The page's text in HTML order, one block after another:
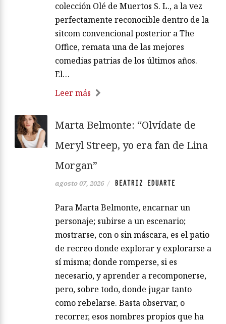
colección Olé de Muertos S. L., a la vez
perfectamente reconocible dentro de la
sitcom convencional posterior a The
Office, remata una de las mejores
comedias patrias de los últimos años.
El…
Leer más
Marta Belmonte: “Olvídate de
Meryl Streep, yo era fan de Lina
Morgan”
agosto 07, 2026 / BEATRIZ EDUARTE
Para Marta Belmonte, encarnar un
personaje; subirse a un escenario;
mostrarse, con o sin máscara, es el patio
de recreo donde explorar y explorarse a
sí misma; donde romperse, si es
necesario, y aprender a recomponerse,
pero, sobre todo, donde jugar tanto
como rebelarse. Basta observar, o
recorrer, esos nombres propios que ha